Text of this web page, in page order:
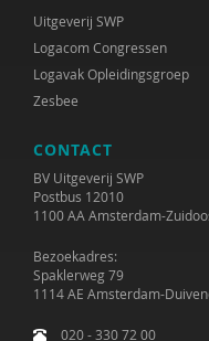
Uitgeverij SWP
Logacom Congressen
Logavak Opleidingsgroep
Zesbee
CONTACT
BV Uitgeverij SWP
Postbus 12010
1100 AA Amsterdam-
Bezoekadres:
Spaklerweg 79
1114 AE Amsterdam-
020 - 330 72 00